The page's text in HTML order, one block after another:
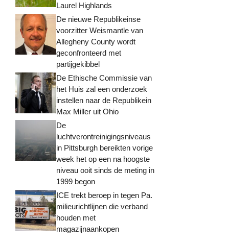
Laurel Highlands
De nieuwe Republikeinse
voorzitter Weismantle van
Allegheny County wordt
geconfronteerd met
partijgekibbel
De Ethische Commissie van
het Huis zal een onderzoek
instellen naar de Republikein
Max Miller uit Ohio
De
luchtverontreinigingsniveaus
in Pittsburgh bereikten vorige
week het op een na hoogste
niveau ooit sinds de meting in
1999 begon
ICE trekt beroep in tegen Pa.
milieurichtlijnen die verband
houden met
magazijnaankopen